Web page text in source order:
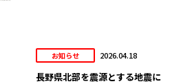
お知らせ 2026.04.18
長野県北部を震源とする地震に